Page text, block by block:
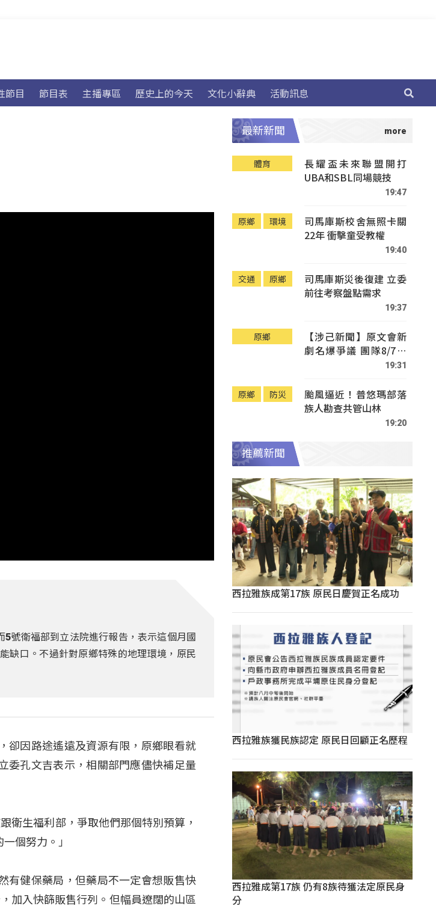
節目 節目表 主播專區 歷史上的今天 文化小辭典 活動訊息
號衛福部到立法院進行報告，表示這個月國
缺口。不過針對原鄉特殊的地理環境，原民
卻因路途遙遠及資源有限，原鄉眼看就
委孔文吉表示，相關部門應儘快補足量
衛生福利部，爭取他們那個特別預算，
個努力。」
有健保藥局，但藥局不一定會想販售快
加入快篩販售行列。但幅員遼闊的山區
最新新聞
體育
長耀盃未來聯盟開打
UBA和SBL同場競技
19:47
原鄉 環境
司馬庫斯校舍無照卡關
22年 衝擊童受教權
19:40
交通 原鄉
司馬庫斯災後復建 立委
前往考察盤點需求
19:37
原鄉
【涉己新聞】原文會新
劇名爆爭議 團隊8/7赴
19:31
原鄉 防災
颱風逼近！普悠瑪部落
族人勘查共管山林
19:20
推薦新聞
西拉雅族成第17族 原民日慶賀正名成功
西拉雅族獲民族認定 原民日回顧正名歷程
西拉雅成第17族 仍有8族待獲法定原民身
分